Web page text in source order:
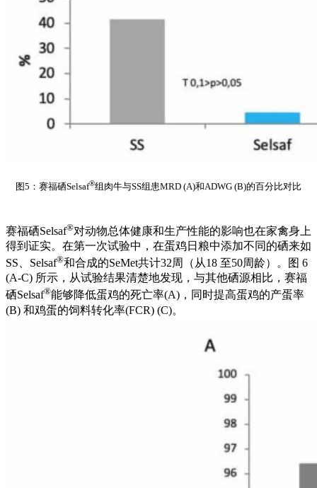
图5：赛福硒Selsaf®组肉牛与SS组患MRD (A)和ADWG (B)的百分比对比
赛福硒Selsaf®对动物总体健康和生产性能的影响也在家禽身上
得到证实。在第一次试验中，在蛋鸡日粮中添加不同的硒来如
SS、Selsaf®和合成的SeMet共计32周（从18 至50周龄）。图 6
(A-C) 所示，从试验结果清楚地发现，与其他硒源相比，赛福
硒Selsaf®能够降低蛋鸡的死亡率(A)，同时提高蛋鸡的产蛋率
(B) 和鸡蛋的饲料转化率(FCR) (C)。